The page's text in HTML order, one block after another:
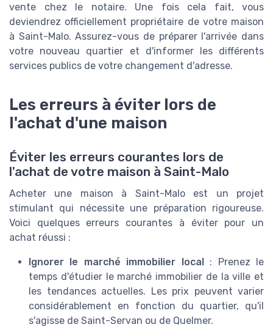
vente chez le notaire. Une fois cela fait, vous
deviendrez officiellement propriétaire de votre maison
à Saint-Malo. Assurez-vous de préparer l'arrivée dans
votre nouveau quartier et d'informer les différents
services publics de votre changement d'adresse.
Les erreurs à éviter lors de
l'achat d'une maison
Éviter les erreurs courantes lors de
l'achat de votre maison à Saint-Malo
Acheter une maison à Saint-Malo est un projet
stimulant qui nécessite une préparation rigoureuse.
Voici quelques erreurs courantes à éviter pour un
achat réussi :
Ignorer le marché immobilier local: Prenez le
temps d'étudier le marché immobilier de la ville et
les tendances actuelles. Les prix peuvent varier
considérablement en fonction du quartier, qu'il
s'agisse de Saint-Servan ou de Quelmer.